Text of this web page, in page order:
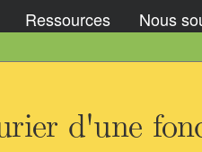
Ressources Nous
d'une